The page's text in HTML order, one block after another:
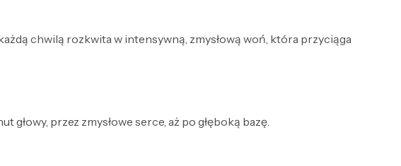
chwilą rozkwita w intensywną, zmysłową woń, która przyciąga
przez zmysłowe serce, aż po głęboką bazę.